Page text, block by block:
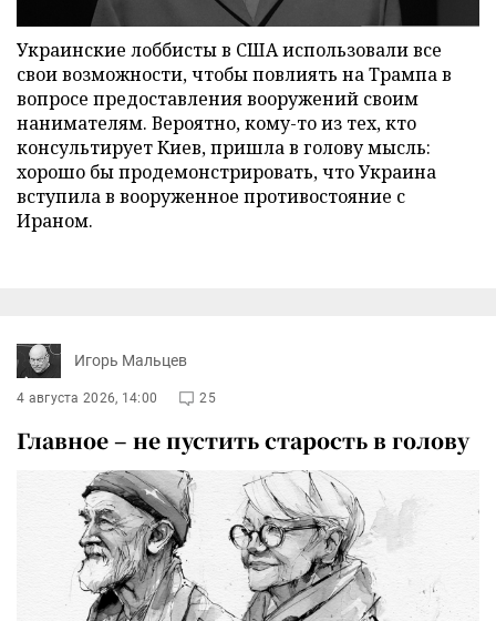
Украинские лоббисты в США использовали все
свои возможности, чтобы повлиять на Трампа в
вопросе предоставления вооружений своим
нанимателям. Вероятно, кому-то из тех, кто
консультирует Киев, пришла в голову мысль:
хорошо бы продемонстрировать, что Украина
вступила в вооруженное противостояние с
Ираном.
Игорь Мальцев
4 августа 2026, 14:00 25
Главное – не пустить старость в голову